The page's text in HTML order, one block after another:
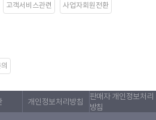
고객서비스관련 사업자회원전환
개인정보처리방침
판매자 개인정보처리
방침